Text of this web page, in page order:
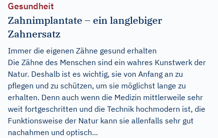
Gesundheit
Zahnimplantate – ein langlebiger
Zahnersatz
Immer die eigenen Zähne gesund erhalten
Die Zähne des Menschen sind ein wahres Kunstwerk der
Natur. Deshalb ist es wichtig, sie von Anfang an zu
pflegen und zu schützen, um sie möglichst lange zu
erhalten. Denn auch wenn die Medizin mittlerweile sehr
weit fortgeschritten und die Technik hochmodern ist, die
Funktionsweise der Natur kann sie allenfalls sehr gut
nachahmen und optisch...